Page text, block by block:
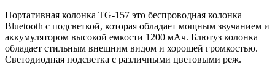
Портативная колонка TG-157 это беспроводная колонка
Bluetooth с подсветкой, которая обладает мощным звучанием и
аккумулятором высокой емкости 1200 мАч. Блютуз колонка
обладает стильным внешним видом и хорошей громкостью.
Светодиодная подсветка с различными цветовыми реж.